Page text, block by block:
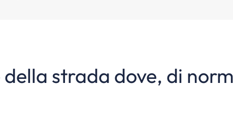
strada dove, di